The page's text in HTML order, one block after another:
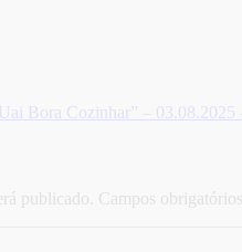
Bora Cozinhar” – 03.08.2025
publicado. Campos